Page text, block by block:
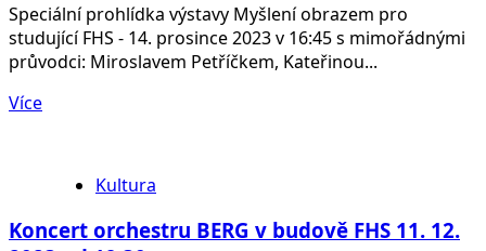
Speciální prohlídka výstavy Myšlení obrazem pro
studující FHS - 14. prosince 2023 v 16:45 s mimořádnými
průvodci: Miroslavem Petříčkem, Kateřinou...
Více
Kultura
Koncert orchestru BERG v budově FHS 11. 12.